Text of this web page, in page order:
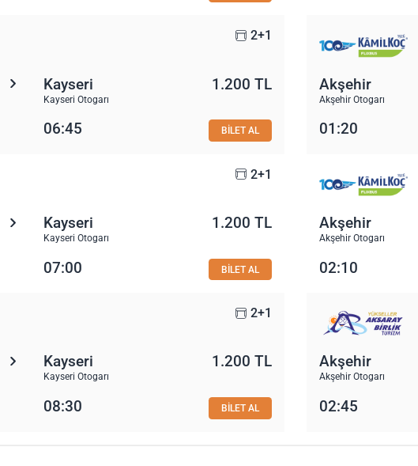
2+1
Kayseri
Kayseri Otogarı
1.200 TL
06:45 BİLET AL
Akşehir
Akşehir Otogarı
01:20
2+1
Kayseri
Kayseri Otogarı
1.200 TL
07:00 BİLET AL
Akşehir
Akşehir Otogarı
02:10
2+1
Kayseri
Kayseri Otogarı
1.200 TL
08:30 BİLET AL
Akşehir
Akşehir Otogarı
02:45